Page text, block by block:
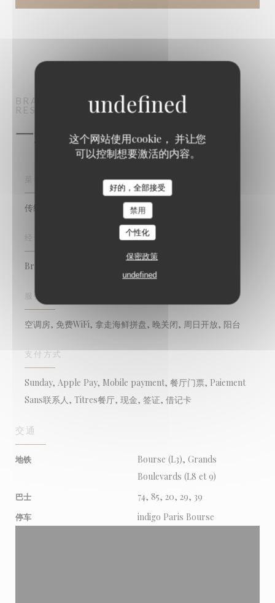
这个网站使用cookie， 并让您
可以控制想要激活的内容。
好的，全部接受
禁用
个性化
保密政策
undefined
BRASSERIE VAUDEVILLEBRASSERIE -
RESTAURANTPARIS
一般信息
传统美食, 法国, 鱼和海鲜
经营类型
Brasserie - Restaurant
服务
空调房, 免费WiFi, 拿走海鲜拼盘, 晚关闭, 周日开放, 阳台
支付方式
Sunday, Apple Pay, Mobile payment, 餐厅门票, Paiement
Sans联系人, Titres餐厅, 现金, 签证, 借记卡
交通
地铁
Bourse (L3), Grands
Boulevards (L8 et 9)
巴士 74, 85, 20, 29, 39
停车 indigo Paris Bourse